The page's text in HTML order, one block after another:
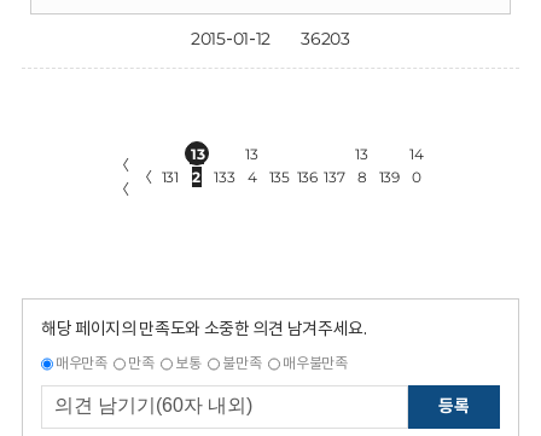
2015-01-12 36203
〈
〈
〈 131
13
2
133
13
4
135 136 137
13
8
139
14
0
해당 페이지의 만족도와 소중한 의견 남겨주세요.
매우만족 만족 보통 불만족 매우불만족
등록